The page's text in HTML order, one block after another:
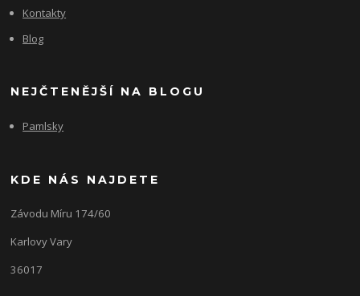
Kontakty
Blog
NEJČTENĚJŠÍ NA BLOGU
Pamlsky
KDE NÁS NAJDETE
Závodu Míru 174/60
Karlovy Vary
36017